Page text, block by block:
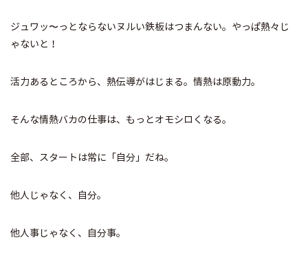
ジュワッ〜っとならないヌルい鉄板はつまんない。やっぱ熱々じ
ゃないと！
活力あるところから、熱伝導がはじまる。情熱は原動力。
そんな情熱バカの仕事は、もっとオモシロくなる。
全部、スタートは常に「自分」だね。
他人じゃなく、自分。
他人事じゃなく、自分事。